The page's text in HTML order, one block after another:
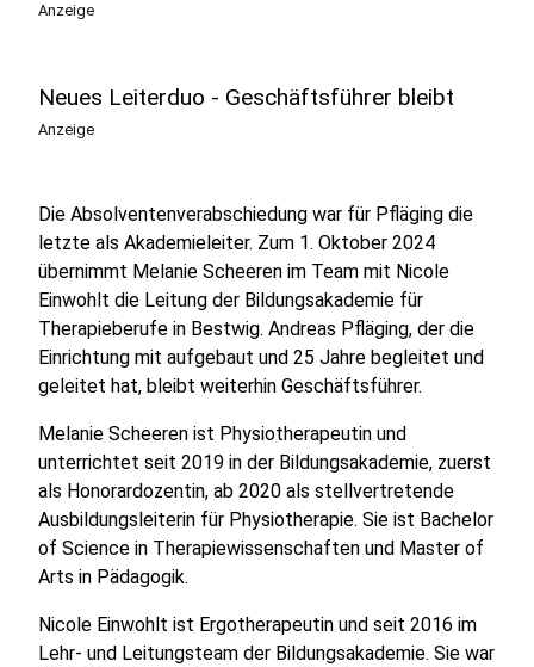
Anzeige
Neues Leiterduo - Geschäftsführer bleibt
Anzeige
Die Absolventenverabschiedung war für Pfläging die
letzte als Akademieleiter. Zum 1. Oktober 2024
übernimmt Melanie Scheeren im Team mit Nicole
Einwohlt die Leitung der Bildungsakademie für
Therapieberufe in Bestwig. Andreas Pfläging, der die
Einrichtung mit aufgebaut und 25 Jahre begleitet und
geleitet hat, bleibt weiterhin Geschäftsführer.
Melanie Scheeren ist Physiotherapeutin und
unterrichtet seit 2019 in der Bildungsakademie, zuerst
als Honorardozentin, ab 2020 als stellvertretende
Ausbildungsleiterin für Physiotherapie. Sie ist Bachelor
of Science in Therapiewissenschaften und Master of
Arts in Pädagogik.
Nicole Einwohlt ist Ergotherapeutin und seit 2016 im
Lehr- und Leitungsteam der Bildungsakademie. Sie war